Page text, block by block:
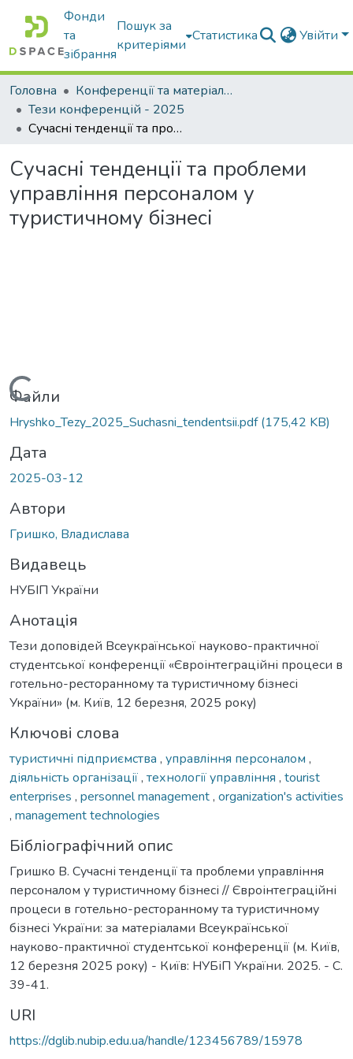
Фонди
та
зібрання
Пошук за
критеріями
Статистика Увійти
Головна
Конференції та матеріали конференцій
Тези конференцій - 2025
Сучасні тенденції та проблеми управління персоналом у туристичному бізнесі
Сучасні тенденції та проблеми
управління персоналом у
туристичному бізнесі
Вантажиться...
Файли
Hryshko_Tezy_2025_Suchasni_tendentsii.pdf(175,42 KB)
Дата
2025-03-12
Автори
Гришко, Владислава
Видавець
НУБІП України
Анотація
Тези доповідей Всеукраїнської науково-практичної
студентської конференції «Євроінтеграційні процеси в
готельно-ресторанному та туристичному бізнесі
України» (м. Київ, 12 березня, 2025 року)
Ключові слова
туристичні підприємства , управління персоналом ,
діяльність організації, технології управління , tourist
enterprises , personnel management, organization's activities
, management technologies
Бібліографічний опис
Гришко В. Сучасні тенденції та проблеми управління
персоналом у туристичному бізнесі // Євроінтеграційні
процеси в готельно-ресторанному та туристичному
бізнесі України: за матеріалами Всеукраїнської
науково-практичної студентської конференції (м. Київ,
12 березня 2025 року) - Київ: НУБіП України. 2025. - С.
39-41.
URI
https://dglib.nubip.edu.ua/handle/123456789/15978